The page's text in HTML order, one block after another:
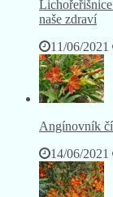
naše zdraví
11/06/2021
Angínovník
14/06/2021